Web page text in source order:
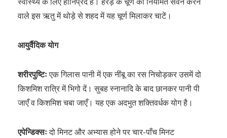
वाले इस ऋतु में थोड़े से शहद में यह चूर्ण मिलाकर चाटें।
आयुर्वैदिक योग
शरीरपुष्टिःएक गिलास पानी में एक नींबू का रस निचोड़कर उसमें दो
किशमिश रात्रि में भिगो दें। सुबह स्नानादि के बाद छानकर पानी पी
जाएँ व किशमिश चबा जाएँ। यह एक अदभुत शक्तिवर्धक योग है।
एपेन्डिक्सःदो मिनट और अभ्यास होने पर चार-पाँच मिनट